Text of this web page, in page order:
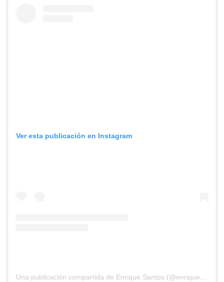
Ver esta publicación en Instagram
Una publicación compartida de Enrique Santos (@enriquesantos)